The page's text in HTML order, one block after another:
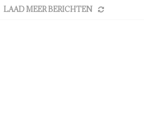
LAAD MEER BERICHTEN